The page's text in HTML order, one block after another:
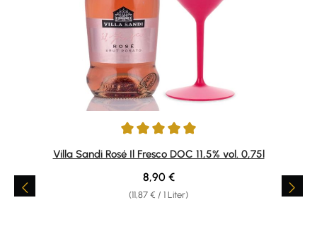
Durchschnittliche Bewertung von 5 von 5 Sternen
Villa Sandi Rosé Il Fresco DOC 11,5% vol. 0,75l
(11,87 € / 1 Liter)
Regulärer Preis:
8,90 €